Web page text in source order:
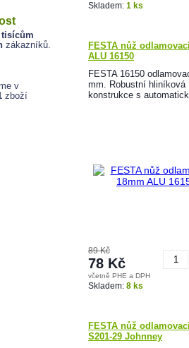
tisícům
zákazníků.
v
zboží
Skladem: 1 ks
FESTA nůž
ALU 16150
FESTA 16150
mm. Robustní hliníková
konstrukce s
89 Kč
78 Kč
včetně PHE a DPH
Skladem: 8 ks
FESTA nůž
S201-29 Johnney